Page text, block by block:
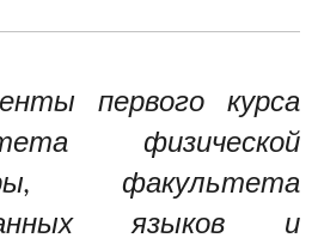
первого курса
физической
факультета
языков и